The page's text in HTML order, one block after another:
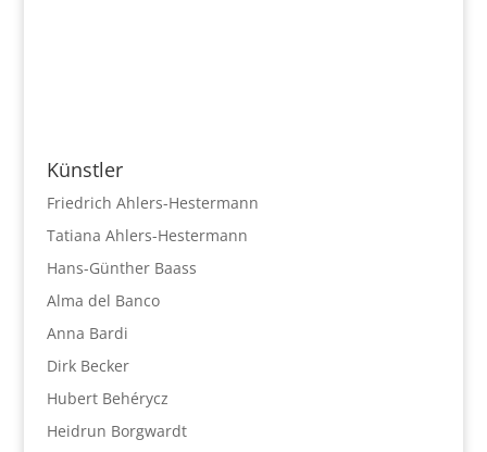
Künstler
Friedrich Ahlers-Hestermann
Tatiana Ahlers-Hestermann
Hans-Günther Baass
Alma del Banco
Anna Bardi
Dirk Becker
Hubert Behérycz
Heidrun Borgwardt